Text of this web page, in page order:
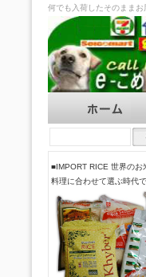
何でも入荷したそのまま
■IMPORT RICE 世界のお
料理に合わせて選ぶ時代で